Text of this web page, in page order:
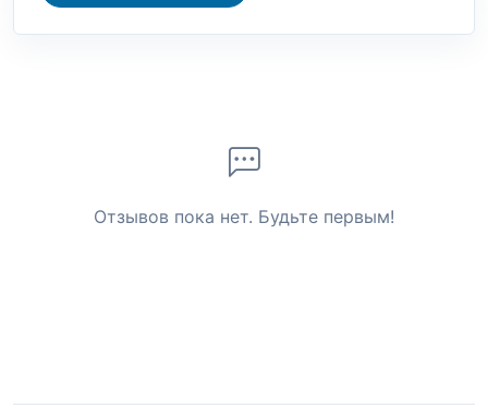
Отзывов пока нет. Будьте первым!